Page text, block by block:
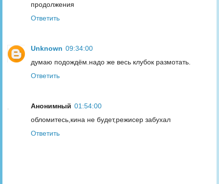
продолжения
Ответить
Unknown 09:34:00
думаю подождём.надо же весь клубок размотать.
Ответить
Анонимный 01:54:00
обломитесь,кина не будет,режисер забухал
Ответить